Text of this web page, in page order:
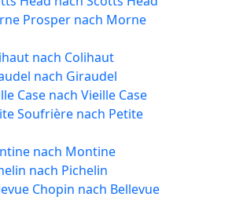
Prosper nach Morne
nach Colihaut
nach Giraudel
Case nach Vieille Case
Soufrière nach Petite
nach Montine
nach Pichelin
Chopin nach Bellevue